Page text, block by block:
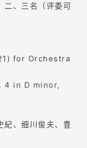
二、三名（评委可
for Orchestra
4 in D minor,
紀、细川俊夫、豊